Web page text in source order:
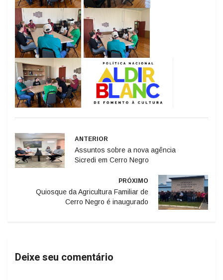
ANTERIOR
Assuntos sobre a nova agência
Sicredi em Cerro Negro
PRÓXIMO
Quiosque da Agricultura Familiar de
Cerro Negro é inaugurado
Deixe seu comentário